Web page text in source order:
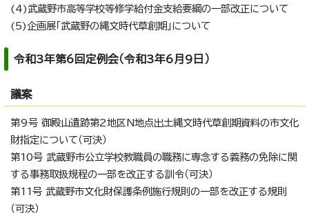
(4)武蔵野市高等学校等修学給付金支給要綱の一部改正について
(5)企画展「武蔵野の縄文時代草創期」について
令和3年第6回定例会（令和3年6月9日）
議案
第9号 御殿山遺跡第2地区N地点出土縄文時代草創期資料の市文化
財指定について（可決）
第10号 武蔵野市公立学校教職員の職務に専念する義務の免除に関
する事務取扱規程の一部を改正する訓令（可決）
第11号 武蔵野市文化財保護条例施行規則の一部を改正する規則
（可決）